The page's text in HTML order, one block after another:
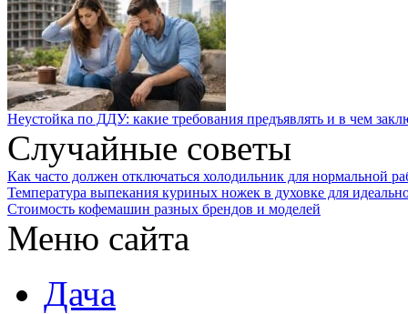
Неустойка по ДДУ: какие требования предъявлять и в чем
Случайные советы
Как часто должен отключаться холодильник для нормальной
Температура выпекания куриных ножек в духовке для
Стоимость кофемашин разных брендов и моделей
Меню сайта
Дача